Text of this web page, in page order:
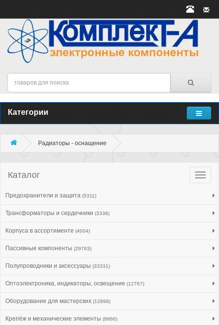
Категории
Радиаторы - оснащение
Каталог
Предохранители и защита (5311)
Трансформаторы и сердечники (3338)
Корпуса в ассортименте (4004)
Пассивные компоненты (29763)
Полупроводники и аксессуары (33331)
Оптоэлектроника, индикаторы, освещение (12767)
Оборудование для мастерских (12898)
Крепёж и механические элементы (8866)